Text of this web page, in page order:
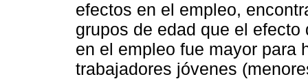
efectos en el empleo,
grupos de edad que el
en el empleo fue mayor para
trabajadores jóvenes